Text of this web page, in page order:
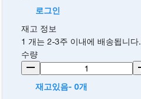
로그인
재고 정보
1 개는 2-3주 이내에 배송됩니다.
수량
재고있음- 0개